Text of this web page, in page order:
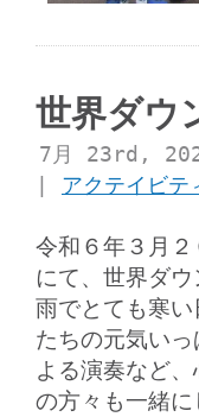
世界ダウ
7月 23rd,
アクテイビテ
令和６年３月
にて、世界ダ
雨でとても寒
たちの元気い
よる演奏など
の方々も一緒